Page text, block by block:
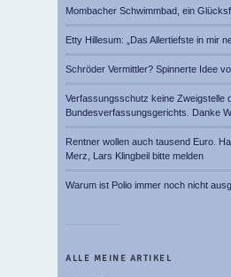
Mombacher Schwimmbad, ein
Etty Hillesum: „Das Allertiefste in mir
Schröder Vermittler? Spinnerte Idee
Verfassungsschutz keine Zweigstelle
Bundesverfassungsgerichts. Danke
Rentner wollen auch tausend Euro.
Merz, Lars Klingbeil bitte melden
Warum ist Polio immer noch nicht
ALLE MEINE ARTIKEL